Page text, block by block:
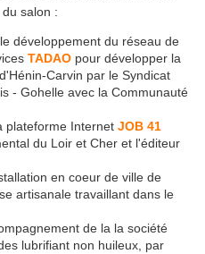
salon :
développement du réseau de
TADAO pour développer la
Carvin par le Syndicat
- Gohelle avec la Communauté
plateforme Internet JOB 41
du Loir et Cher et l'éditeur
en coeur de ville de
artisanale travaillant dans le
de la la société
lubrifiant non huileux, par